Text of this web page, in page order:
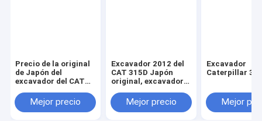
Precio de la original
de Japón del
excavador del CAT
Mejor precio
Excavador 2012 del
CAT 315D Japón
original, excavador
eslabonada de la
oruga en venta
Mejor precio
Excavador
Caterpillar
Mejor